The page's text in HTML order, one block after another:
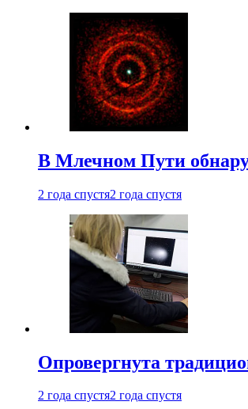
В Млечном Пути
2 года спустя2 года спустя
Опровергнута
2 года спустя2 года спустя